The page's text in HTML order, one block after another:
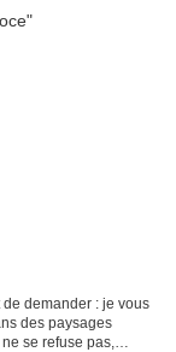
demander : je vous
des paysages
se refuse pas,